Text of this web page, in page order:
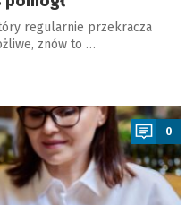
regularnie przekracza
znów to …
0